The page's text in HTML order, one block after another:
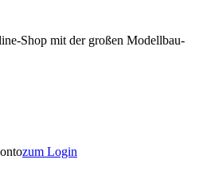
Shop mit der großen Modellbau-
zum Login